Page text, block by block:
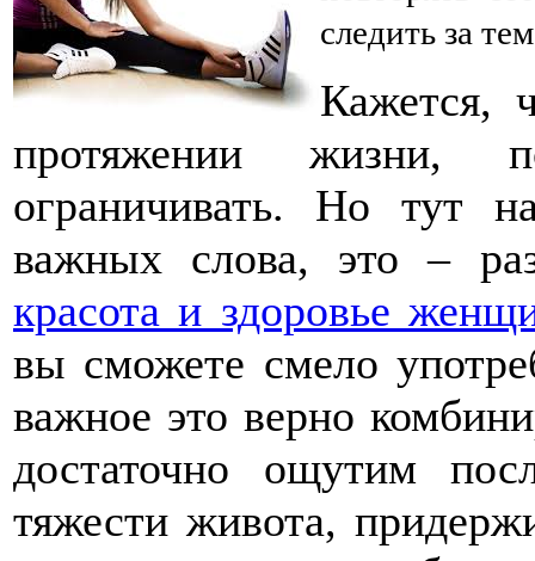
следить за
Кажется,
протяжении жизни,
ограничивать. Но тут
важных слова, это –
красота и здоровье
вы сможете смело
важное это верно
достаточно ощутим
тяжести живота,